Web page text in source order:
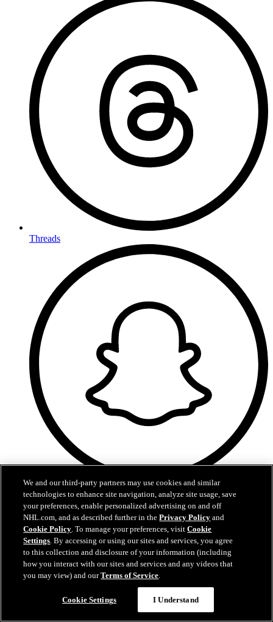
Threads
Snapchat
We and our third-party partners may use cookies and similar
technologies to enhance site navigation, analyze site usage, save
your preferences, enable personalized advertising on and off
NHL.com, and as described further in thePrivacy Policy and
Cookie Policy. To manage your preferences, visitCookie
Settings. By accessing or using our sites and services, you agree
to this collection and disclosure of your information (including
how you interact with our sites and services and any videos that
you may view) and ourTerms of Service.
Cookie Settings I Understand